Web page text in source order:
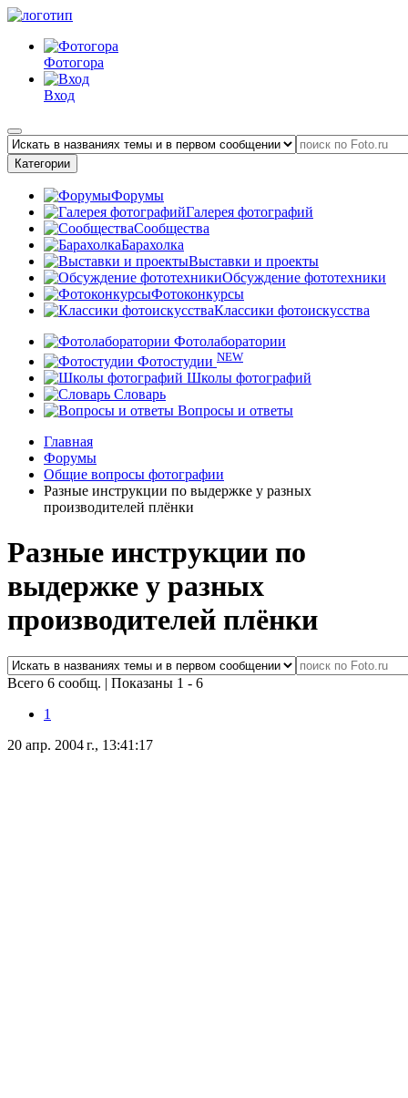
Фотогора
Вход
Категории
Форумы
Галерея фотографий
Сообщества
Барахолка
Выставки и проекты
Обсуждение фототехники
Фотоконкурсы
Классики фотоискусства
Фотолаборатории
Фотостудии NEW
Школы фотографий
Словарь
Вопросы и ответы
Главная
Форумы
Общие вопросы фотографии
Разные инструкции по выдержке у разных
производителей плёнки
Разные инструкции по
выдержке у разных
производителей плёнки
Всего 6 сообщ. | Показаны 1 - 6
1
20 апр. 2004 г., 13:41:17